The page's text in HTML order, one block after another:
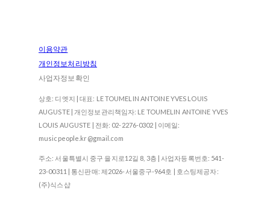
이용약관
개인정보처리방침
사업자정보확인
상호: 디엣지 | 대표: LE TOUMELIN ANTOINE YVES LOUIS
AUGUSTE | 개인정보관리책임자: LE TOUMELIN ANTOINE YVES
LOUIS AUGUSTE | 전화: 02-2276-0302 | 이메일:
musicpeople.kr@gmail.com
주소: 서울특별시 중구 을지로12길 8, 3층 | 사업자등록번호: 541-
23-00311 | 통신판매: 제2026-서울중구-964호 | 호스팅제공자:
(주)식스샵